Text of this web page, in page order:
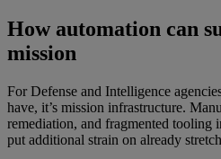
How automation can
mission
For Defense and Intelligence
have, it’s mission infrastructure.
remediation, and fragmented tooling
put additional strain on already